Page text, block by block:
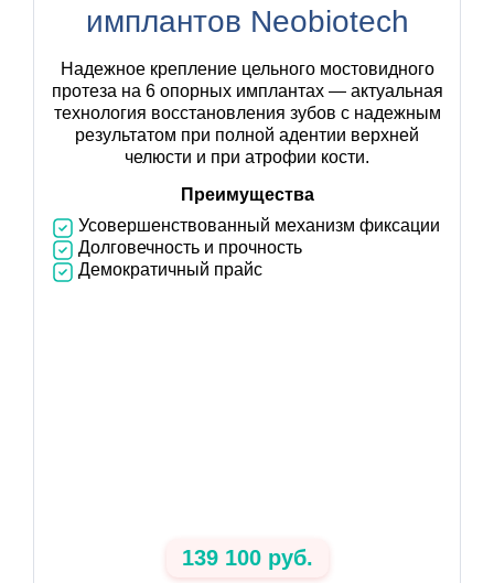
имплантов Neobiotech
Надежное крепление цельного мостовидного
протеза на 6 опорных имплантах — актуальная
технология восстановления зубов с надежным
результатом при полной адентии верхней
челюсти и при атрофии кости.
Преимущества
Усовершенствованный механизм фиксации
Долговечность и прочность
Демократичный прайс
139 100 руб.